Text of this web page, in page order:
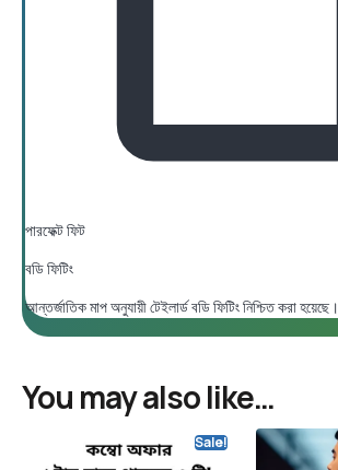
পারফেক্ট ফিট
বডি ফিটিং
আন্তর্জাতিক মাপ অনুযায়ী টেইলার্ড বডি ফিটিং নিশ্চিত করা হয়েছে।
You may also like…
Sale!